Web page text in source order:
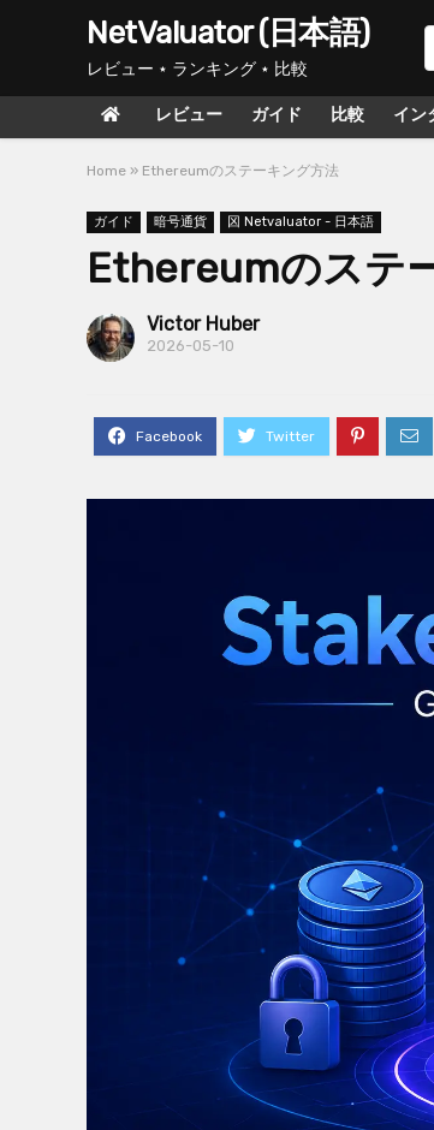
NetValuator (日本語)
レビュー ⋆ ランキング ⋆ 比較
レビュー ガイド 比較 イン
Home » Ethereumのステーキング方法
ガイド 暗号通貨 龱 Netvaluator - 日本語
Ethereumのステ
Victor Huber
2026-05-10